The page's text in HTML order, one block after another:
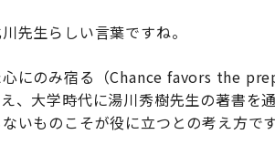
先生らしい言葉ですね。
にのみ宿る（Chance favors the
、大学時代に湯川秀樹先生の著書を
いものこそが役に立つとの考え方です